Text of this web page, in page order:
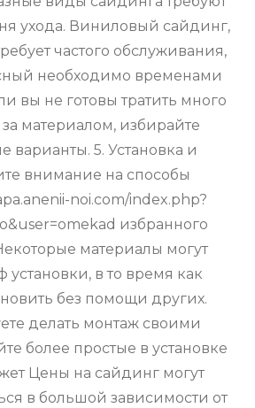
ухода. Виниловый сайдинг,
частого обслуживания,
необходимо временами
вы не готовы тратить много
материалом, избирайте
варианты. 5. Установка и
внимание на способы
noi.com/index.php?
избранного
материалы могут
установки, в то время как
без помощи других.
делать монтаж своими
более простые в установке
Цены на сайдинг могут
в большой зависимости от